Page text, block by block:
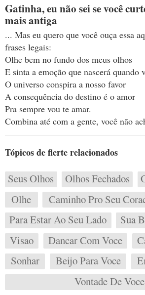
Gatinha, eu não sei se você
mais antiga
... Mas eu quero que você ouça essa
frases legais:
Olhe bem no fundo dos meus olhos
E sinta a emoção que nascerá quando
O universo conspira a nosso favor
A consequência do destino é o amor
Pra sempre vou te amar.
Combina até com a gente, você não
Tópicos de flerte relacionados
Seus Olhos Olhos Fechados
Olhe
Caminho Pro Seu
Para Estar Ao Seu Lado
Sua
Visao
Dancar Com Voce
Sonhar
Beijo Para Voce
Vontade De Voce